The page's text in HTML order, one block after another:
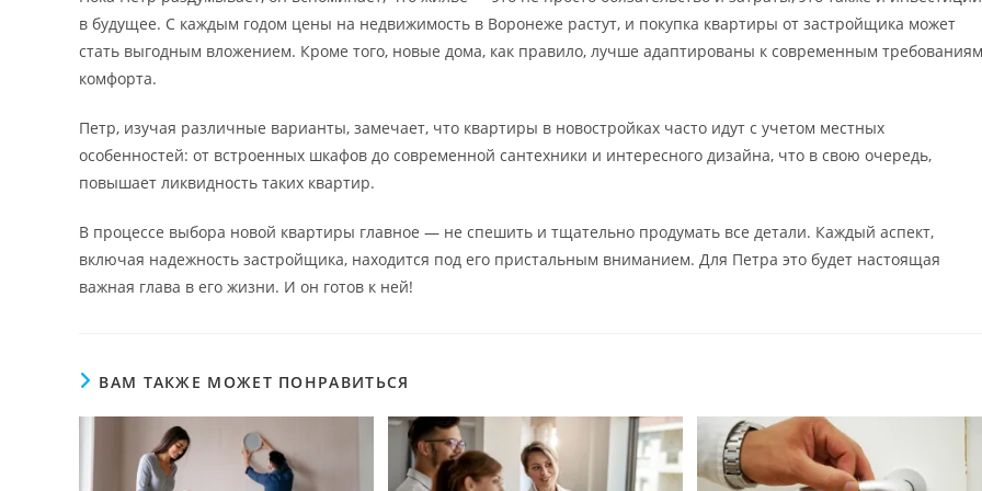
в будущее. С каждым годом цены на недвижимость в Воронеже растут, и покупка квартиры от застройщика может
стать выгодным вложением. Кроме того, новые дома, как правило, лучше адаптированы к современным требованиям
комфорта.
Петр, изучая различные варианты, замечает, что квартиры в новостройках часто идут с учетом местных
особенностей: от встроенных шкафов до современной сантехники и интересного дизайна, что в свою очередь,
повышает ликвидность таких квартир.
В процессе выбора новой квартиры главное — не спешить и тщательно продумать все детали. Каждый аспект,
включая надежность застройщика, находится под его пристальным вниманием. Для Петра это будет настоящая
важная глава в его жизни. И он готов к ней!
ВАМ ТАКЖЕ МОЖЕТ ПОНРАВИТЬСЯ